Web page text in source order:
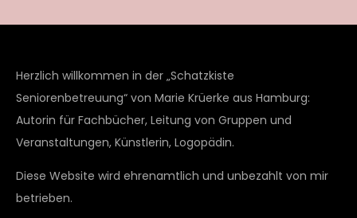
Herzlich willkommen in der „Schatzkiste
Seniorenbetreuung“ von Marie Krüerke aus Hamburg:
Autorin für Fachbücher, Leitung von Gruppen und
Veranstaltungen, Künstlerin, Logopädin.
Diese Website wird ehrenamtlich und unbezahlt von mir
betrieben.